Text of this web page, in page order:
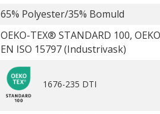
65% Polyester/35% Bomuld
OEKO-TEX® STANDARD 100,
EN ISO 15797 (Industrivask)
1676-235 DTI